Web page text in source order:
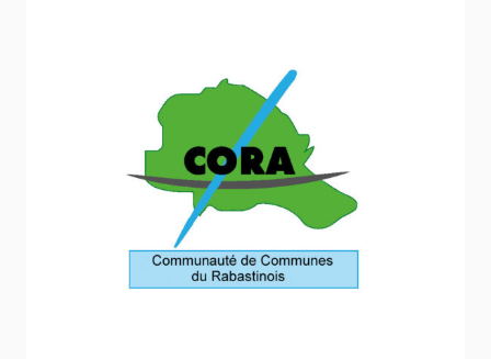
Communauté de communes du Rabastinois
Sport - Loisirs - Jeunesse